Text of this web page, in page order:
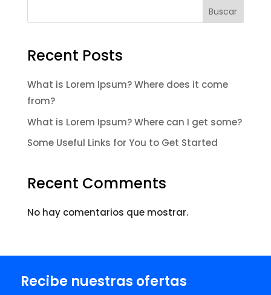
Buscar
Recent Posts
What is Lorem Ipsum? Where does it come
from?
What is Lorem Ipsum? Where can I get some?
Some Useful Links for You to Get Started
Recent Comments
No hay comentarios que mostrar.
Recibe nuestras ofertas